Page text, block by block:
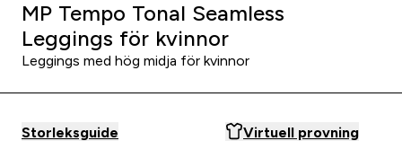
MP Tempo Tonal Seamless
Leggings för kvinnor
Leggings med hög midja för kvinnor
Storleksguide Virtuell provning